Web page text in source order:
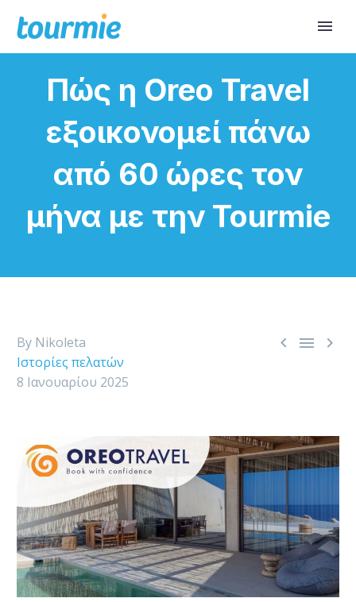
Πώς η Oreo Travel
εξοικονομεί πάνω
από 60 ώρες τον
μήνα με την Tourmie
  
By Nikoleta
Ιστορίες πελατών
8 Ιανουαρίου 2025